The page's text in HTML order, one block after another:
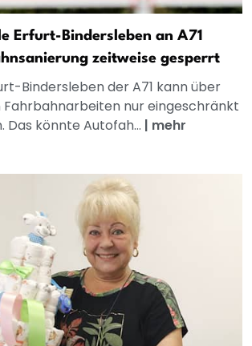
Erfurt-Bindersleben an A71
zeitweise gesperrt
Bindersleben der A71 kann über
Fahrbahnarbeiten nur eingeschränkt
Das könnte Autofah... | mehr